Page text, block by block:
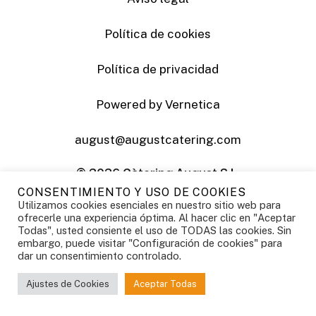
Política de cookies
Política de privacidad
Powered by Vernetica
august@augustcatering.com
© 2026 Càtering August S.L.
CONSENTIMIENTO Y USO DE COOKIES
Utilizamos cookies esenciales en nuestro sitio web para
ofrecerle una experiencia óptima. Al hacer clic en "Aceptar
Todas", usted consiente el uso de TODAS las cookies. Sin
embargo, puede visitar "Configuración de cookies" para
dar un consentimiento controlado.
Ajustes de Cookies Aceptar Todas